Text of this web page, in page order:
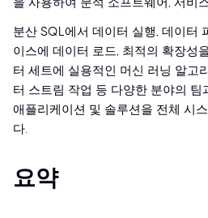
분산 SQL에서 데이터 실행, 데이터
이스에 데이터 로드, 최적의 확장성
터 세트에 실용적인 머신 러닝 알고
터 스트림 작업 등 다양한 분야의
애플리케이션 및 솔루션을 전체 시
다.
요약